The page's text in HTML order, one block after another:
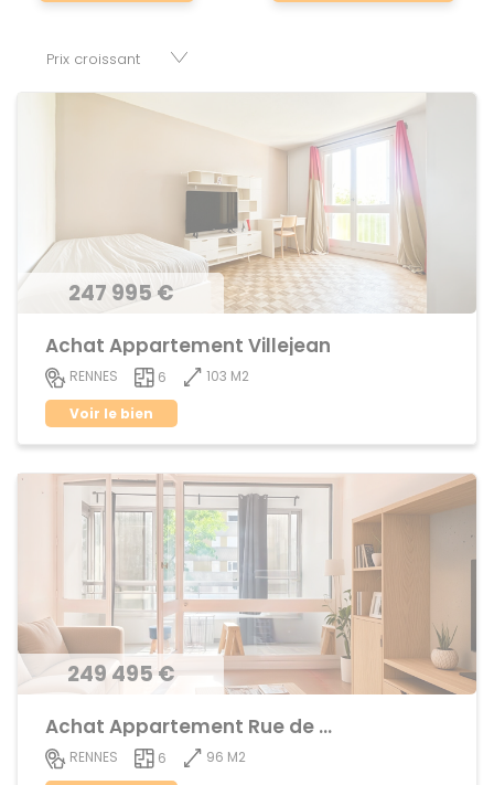
commerces, appartements, maisons, immeubles, terrains
247 995 €
Achat Appartement Villejean
RENNES 6
103 M2
Voir le bien
249 495 €
Achat Appartement Rue de Nantes
RENNES 6
96 M2